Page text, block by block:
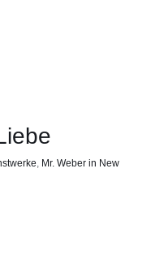
, Mr. Weber in New